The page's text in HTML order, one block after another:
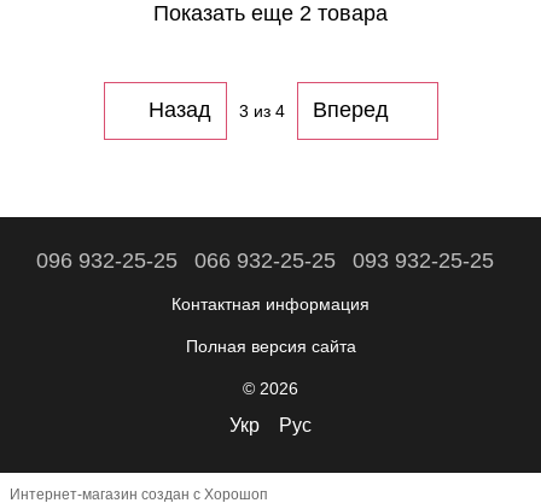
Показать еще 2 товара
Назад 3 из 4 Вперед
096 932-25-25 066 932-25-25 093 932-25-25
Контактная информация
Полная версия сайта
© 2026
Укр Рус
Интернет-магазин создан с Хорошоп